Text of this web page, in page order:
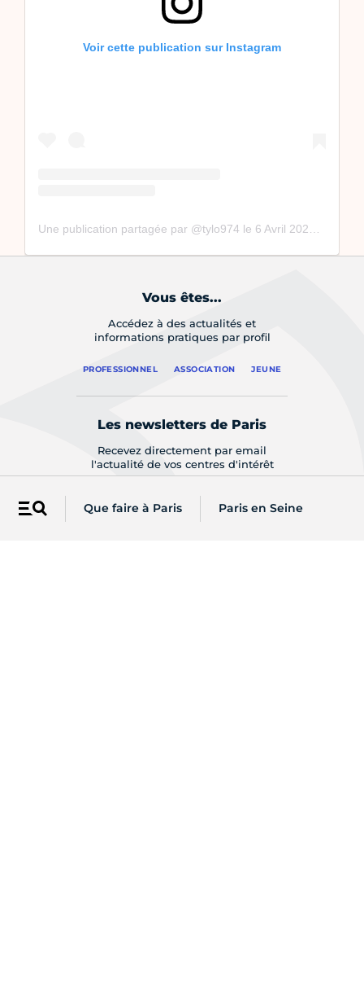
Menu Que faire à Paris Paris en Seine
Voir cette publication sur Instagram
Une publication partagée par @tylo974 le 6 Avril 2020 à 1 :57 PDT
Vous êtes...
Accédez à des actualités et
informations pratiques par profil
PROFESSIONNEL ASSOCIATION JEUNE
Les newsletters de Paris
Recevez directement par email
l'actualité de vos centres d'intérêt
S'INSCRIRE